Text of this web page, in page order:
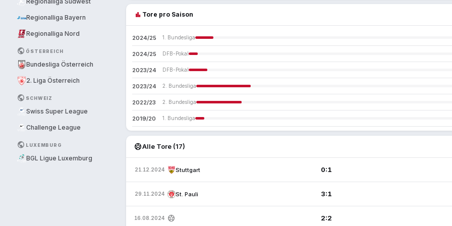
Regionalliga Bayern
Regionalliga Nord
PUBLIC ÖSTERREICH
Bundesliga Österreich
2. Liga Österreich
PUBLIC SCHWEIZ
Swiss Super League
Challenge League
PUBLIC LUXEMBURG
BGL Ligue Luxemburg
bar_chart Tore pro Saison
2024/25 1. Bundesliga
2024/25 DFB-Pokal
2023/24 DFB-Pokal
2023/24 2. Bundesliga
2022/23 2. Bundesliga
2019/20 1. Bundesliga
sports_soccerAlle Tore (17)
21.12.2024 Stuttgart 0:1
29.11.2024 St. Pauli 3:1
16.08.2024 sports_soccer 2:2